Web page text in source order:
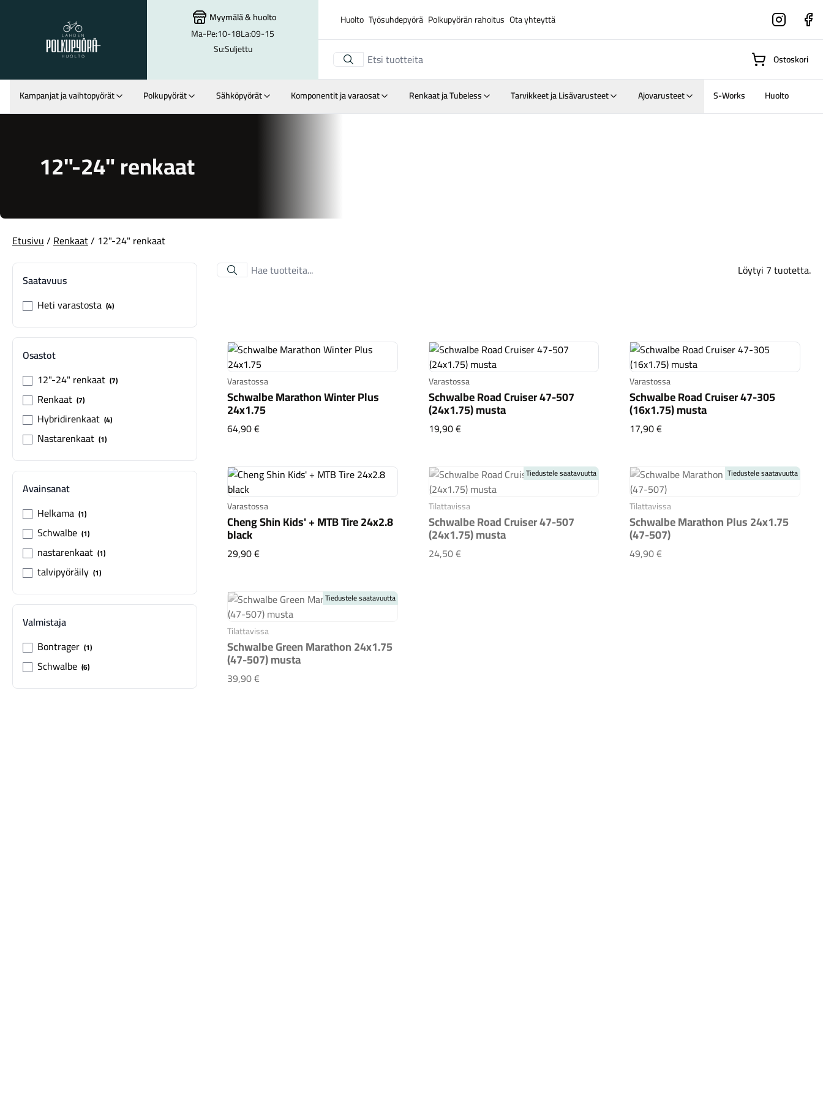
Lahden Polkupyörähuolto - etusivulle
Myymälä&huolto
Ma-Pe:10-18La:09-15
Su:Suljettu
Huolto Työsuhdepyörä Polkupyörän rahoitus Ota yhteyttä Instagram
Hakutulokset Suositut osastot
KaupunkisähköpyörätTarvikkeet
Renkaat Komponentit
Katso koko valikoima
Ostoskori
Kampanjat ja vaihtopyörät Polkupyörät Sähköpyörät Komponentit ja varaosat Renkaat ja Tubeless Tarvikkeet ja Lisävarusteet Ajovarusteet S-Works Huolto
12"-24" renkaat
Etusivu/Renkaat/ 12"-24" renkaat
Saatavuus
Heti varastosta 4
Osastot
12"-24" renkaat 7
Renkaat 7
Hybridirenkaat 4
Nastarenkaat 1
Avainsanat
Helkama 1
Schwalbe 1
nastarenkaat 1
talvipyöräily 1
Valmistaja
Bontrager 1
Schwalbe 6
Löytyi 7 tuotetta.
Varastossa
Schwalbe Marathon Winter Plus
24x1.75
64,90 €Schwalbe Marathon Winter Plus 24x1.75
Varastossa
Schwalbe Road Cruiser 47-507
(24x1.75) musta
19,90 €Schwalbe Road Cruiser 47-507 (24x1.75) musta
Varastossa
Schwalbe Road Cruiser 47-305
(16x1.75) musta
17,90 €Schwalbe Road Cruiser 47-305
Varastossa
Cheng Shin Kids' + MTB Tire 24x2.8
black
29,90 €Cheng Shin Kids' + MTB Tire 24x2.8 black
Tilattavissa
Schwalbe Road Cruiser 47-507
(24x1.75) musta
24,50 €Schwalbe Road Cruiser 47-507 (24x1.75) musta
Tiedustele saatavuutta
Tilattavissa
Schwalbe Marathon Plus 24x1.75
(47-507)
49,90 €Schwalbe Marathon Plus 24x1.75
Tiedustele saatavuutta
Tilattavissa
Schwalbe Green Marathon 24x1.75
(47-507) musta
39,90 €Schwalbe Green Marathon 24x1.75 (47-507) musta
Tiedustele saatavuutta